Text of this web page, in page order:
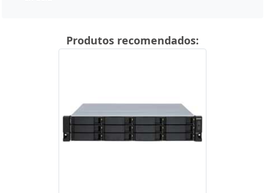
Produtos recomendados: